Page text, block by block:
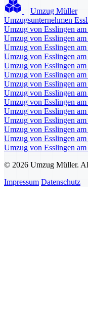
Umzug Müller
Umzugsunternehmen
Umzug von Esslingen
Umzug von Esslingen
Umzug von Esslingen
Umzug von Esslingen
Umzug von Esslingen
Umzug von Esslingen
Umzug von Esslingen
Umzug von Esslingen
Umzug von Esslingen
Umzug von Esslingen am
Umzug von Esslingen
Umzug von Esslingen
Umzug von Esslingen
Umzug von Esslingen
© 2026 Umzug Müller.
Impressum Datenschutz